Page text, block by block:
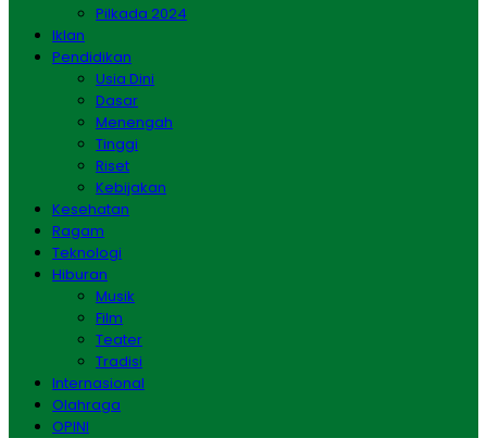
Pilkada 2024
Iklan
Pendidikan
Usia Dini
Dasar
Menengah
Tinggi
Riset
Kebijakan
Kesehatan
Ragam
Teknologi
Hiburan
Musik
Film
Teater
Tradisi
Internasional
Olahraga
OPINI